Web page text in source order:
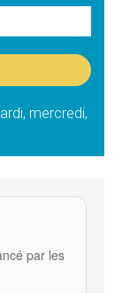
mercredi,
par les